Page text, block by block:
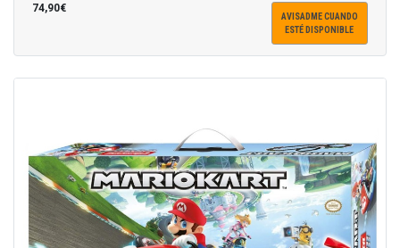
74,90€
AVISADME CUANDO
ESTÉ DISPONIBLE